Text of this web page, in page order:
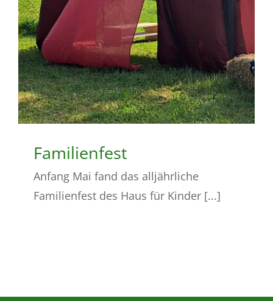
Familienfest
Anfang Mai fand das alljährliche
Familienfest des Haus für Kinder [...]